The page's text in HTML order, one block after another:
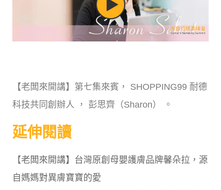
【老闆來開講】第七集來賓， SHOPPING99 耐德
科技共同創辦人 ， 彭思齊（Sharon） 。
延伸閱讀
【老闆來開講】台灣原創母嬰護膚品牌馨朵拉，源
自媽媽對異膚寶寶的愛